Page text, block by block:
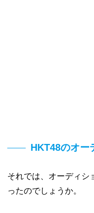
HKT48のオー
それでは、オーディシ
ったのでしょうか。